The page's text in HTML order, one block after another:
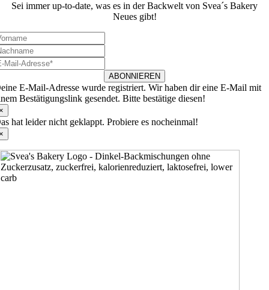
Sei immer up-to-date, was es in der Backwelt von Svea´s Bakery
Neues gibt!
ABONNIEREN
E-Mail-Adresse wurde registriert. Wir haben dir eine E-Mail mit
Bestätigungslink gesendet. Bitte bestätige diesen!
hat leider nicht geklappt. Probiere es nocheinmal!